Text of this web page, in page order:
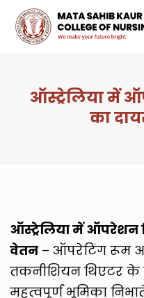
ऑस्ट्रेलिया में
का
ऑस्ट्रेलिया में ऑपरेशन
वेतन – ऑपरेटिंग रूम
तकनीशियन थिएटर
महत्वपूर्ण भूमिका